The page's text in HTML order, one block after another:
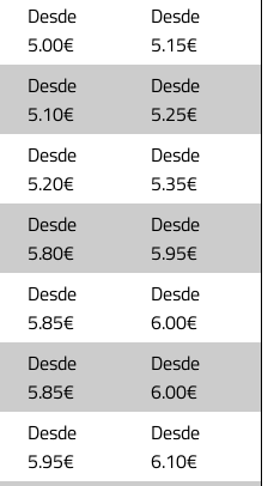
Desde
5.00€
Desde
5.15€
Desde
5.10€
Desde
5.25€
Desde
5.20€
Desde
5.35€
Desde
5.80€
Desde
5.95€
Desde
5.85€
Desde
6.00€
Desde
5.85€
Desde
6.00€
Desde
5.95€
Desde
6.10€